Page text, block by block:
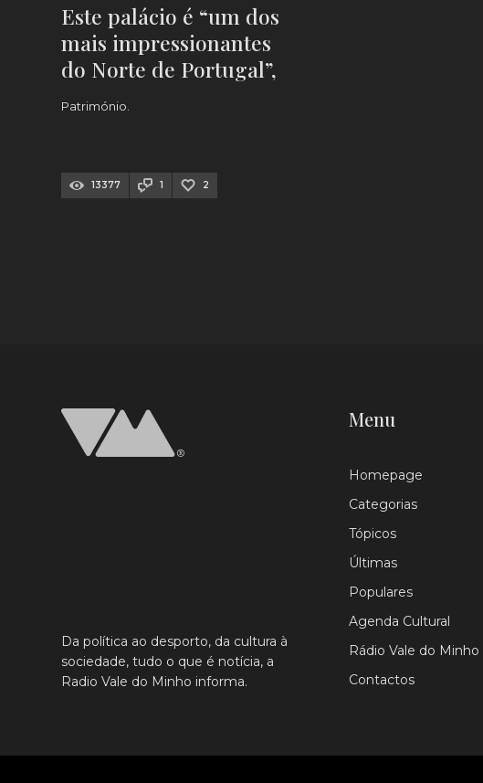
Este palácio é “um dos
mais impressionantes
do Norte de Portugal”,
diz imprensa nacional
Património.
13377 1 2
Da política ao desporto, da cultura à
sociedade, tudo o que é notícia, a
Radio Vale do Minho informa.
Menu
Homepage
Categorias
Tópicos
Últimas
Populares
Agenda Cultural
Rádio Vale do Minho
Contactos